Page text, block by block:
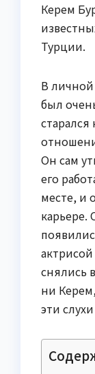
Керем
Турции.
В
был
старался
Он сам
его
месте, и
карьере.
снялись
ни
эти